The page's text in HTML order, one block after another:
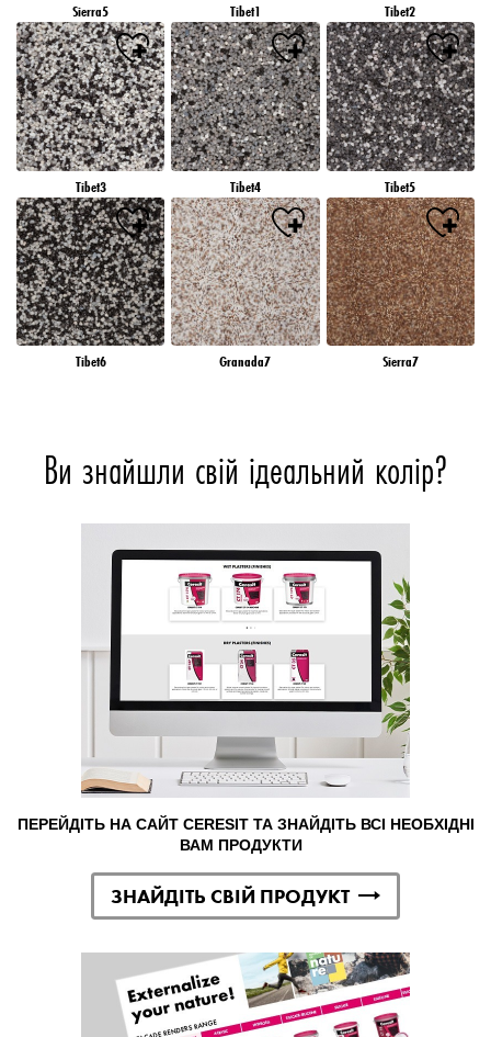
Sierra5 Tibet1 Tibet2
Tibet3 Tibet4 Tibet5
Tibet6 Granada7 Sierra7
Ви знайшли свій ідеальний колір?
ПЕРЕЙДІТЬ НА САЙТ CERESIT ТА ЗНАЙДІТЬ ВСІ НЕОБХІДНІ
ВАМ ПРОДУКТИ
ЗНАЙДІТЬ СВІЙ ПРОДУКТ